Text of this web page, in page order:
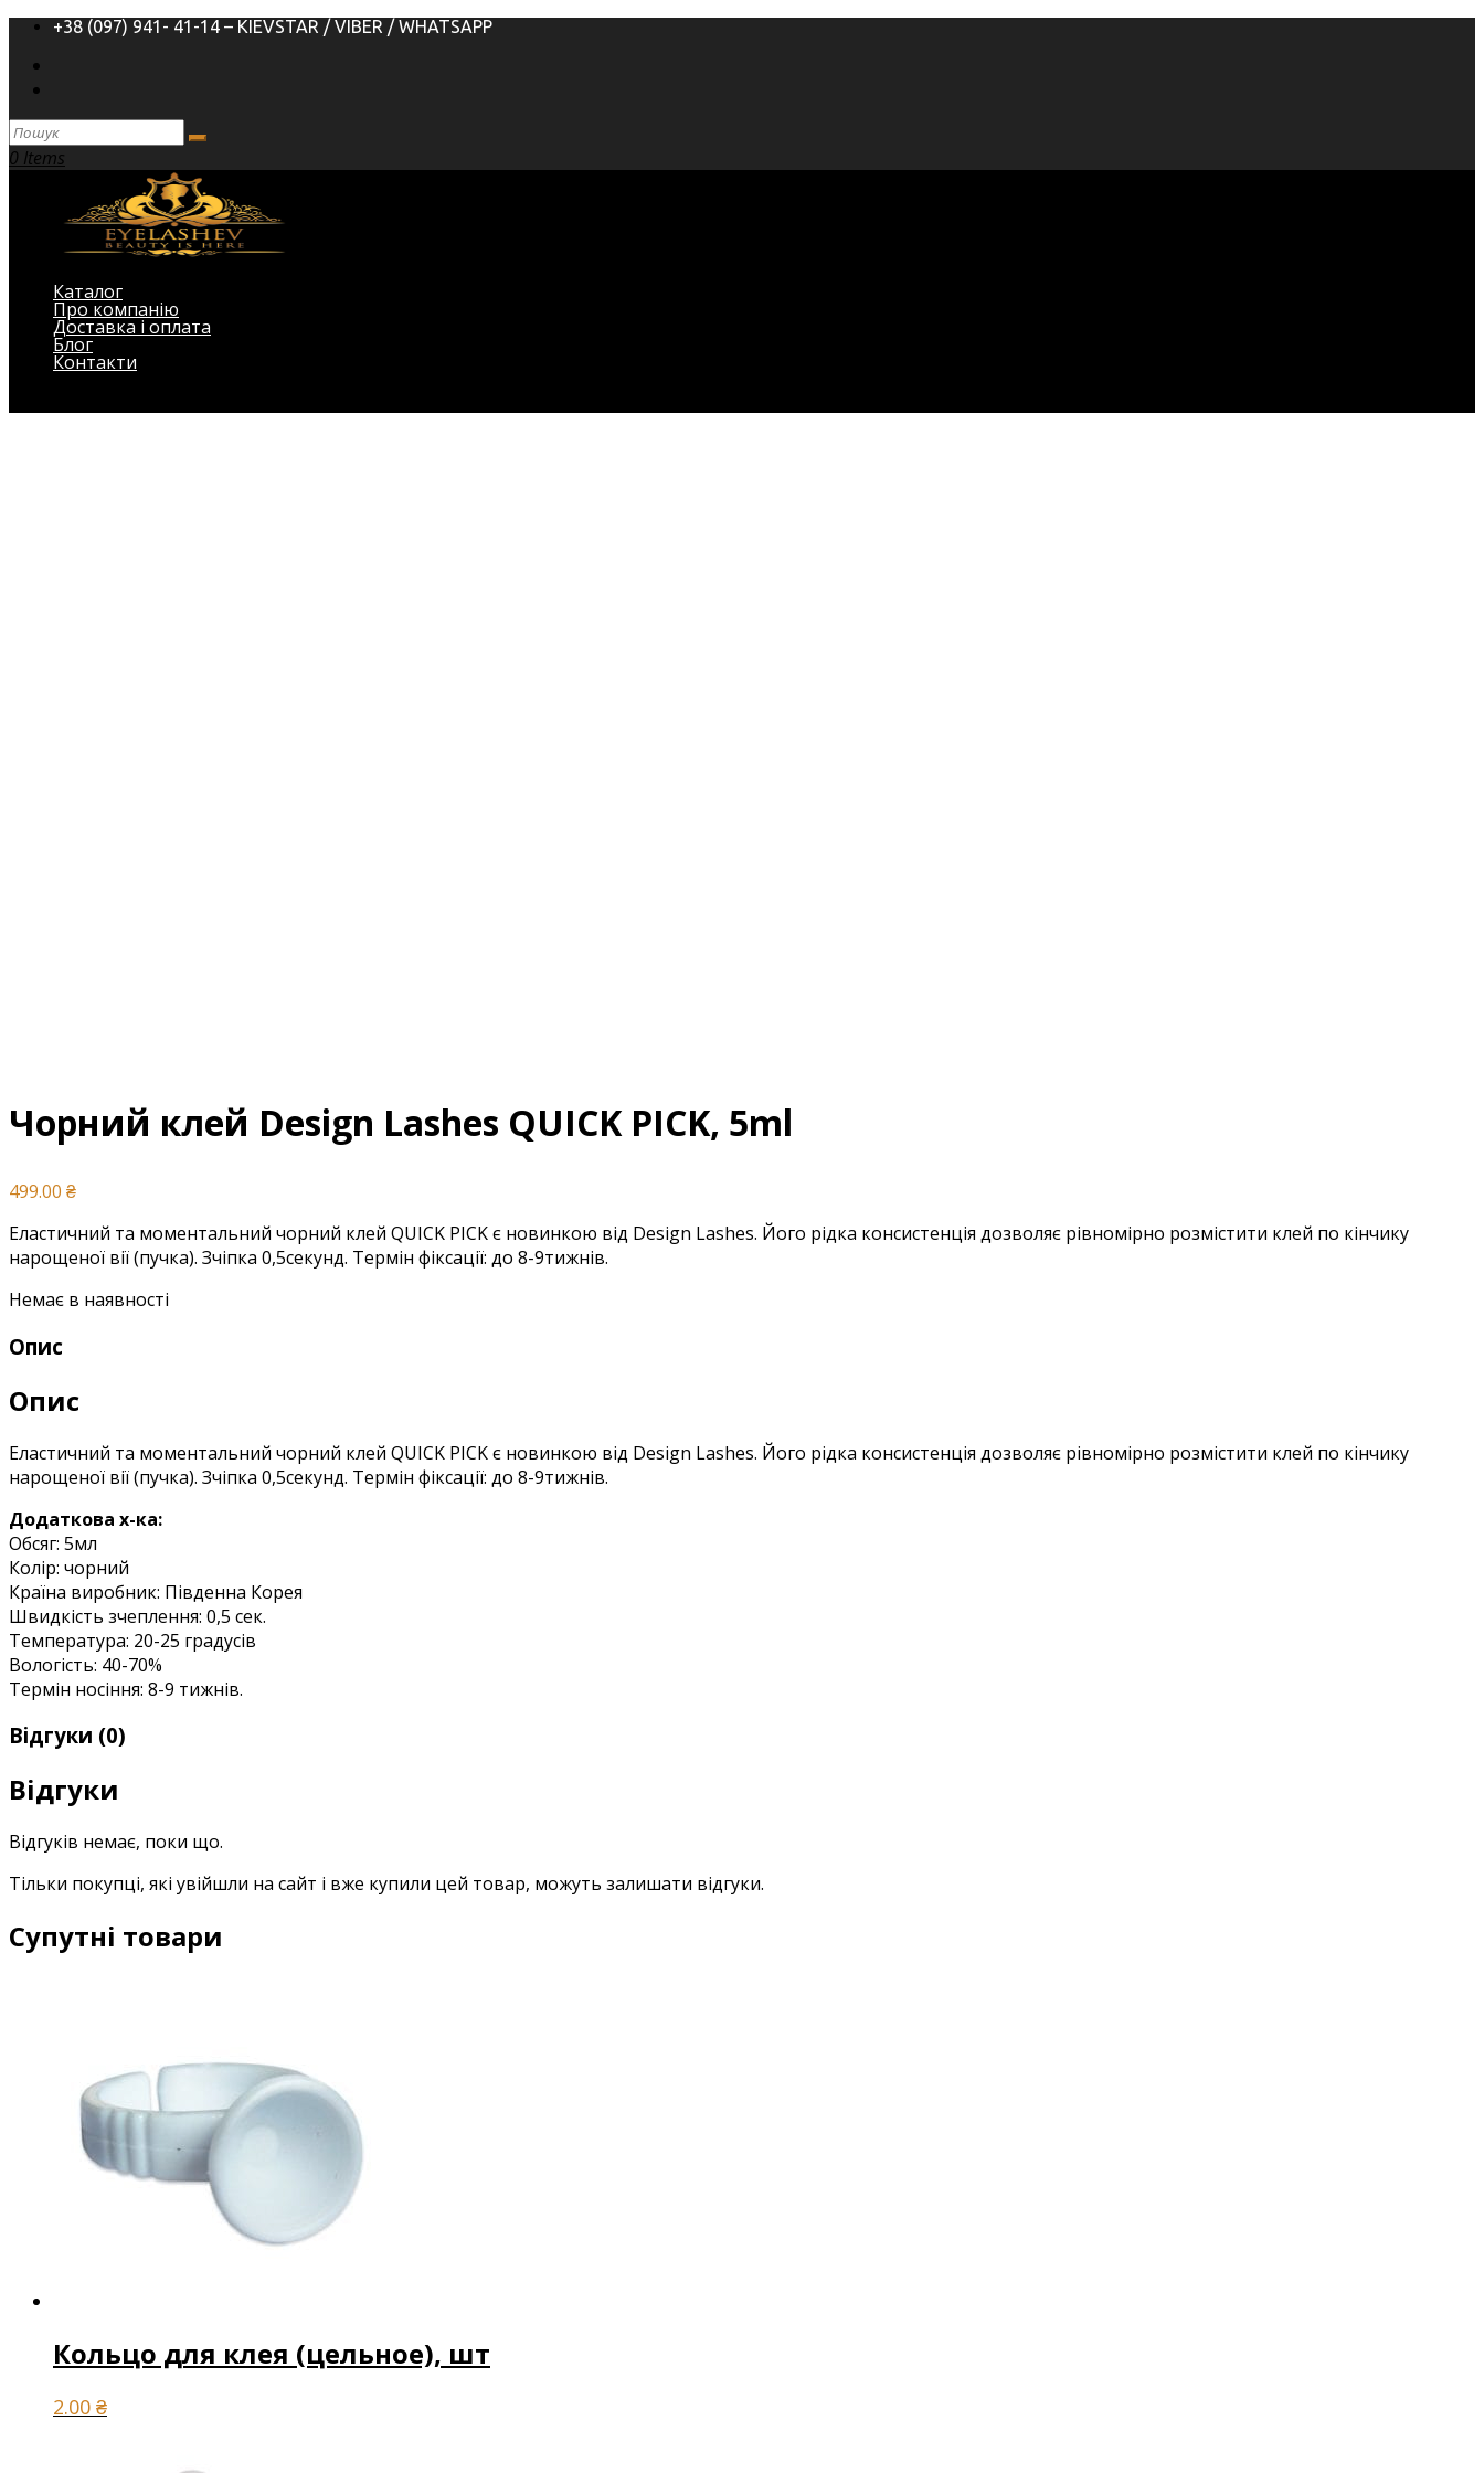
+38 (097) 941- 41-14 – KIEVSTAR / VIBER / WHATSAPP
0 Items
Каталог
Про компанію
Доставка і оплата
Блог
Контакти
Чорний клей Design Lashes QUICK PICK, 5ml
499.00 ₴
Еластичний та моментальний чорний клей QUICK PICK є новинкою від Design Lashes. Його рідка консистенція дозволяє рівномірно розмістити клей по кінчику
нарощеної вії (пучка). Зчіпка 0,5секунд. Термін фіксації: до 8-9тижнів.
Немає в наявності
Опис
Опис
Еластичний та моментальний чорний клей QUICK PICK є новинкою від Design Lashes. Його рідка консистенція дозволяє рівномірно розмістити клей по кінчику
нарощеної вії (пучка). Зчіпка 0,5секунд. Термін фіксації: до 8-9тижнів.
Додаткова х-ка:
Обсяг: 5мл
Колір: чорний
Країна виробник: Південна Корея
Швидкість зчеплення: 0,5 сек.
Температура: 20-25 градусів
Вологість: 40-70%
Термін носіння: 8-9 тижнів.
Відгуки (0)
Відгуки
Відгуків немає, поки що.
Тільки покупці, які увійшли на сайт і вже купили цей товар, можуть залишати відгуки.
Супутні товари
Кольцо для клея (цельное), шт
2.00 ₴